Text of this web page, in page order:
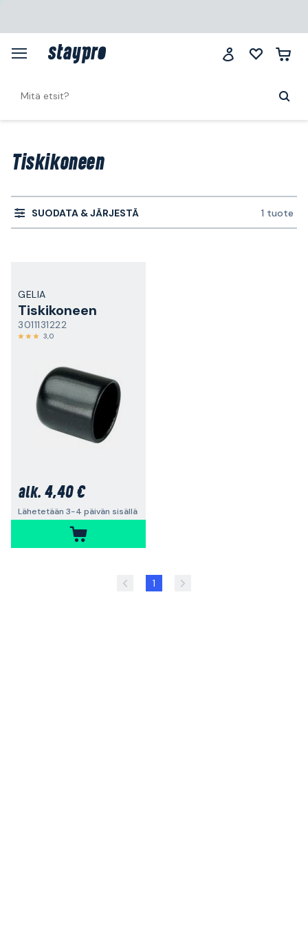
Tiskikoneen
SUODATA & JÄRJESTÄ 1 tuote
GELIA
Tiskikoneen
3011131222
3,0
alk. 4,40 €
Lähetetään 3-4 päivän sisällä
1